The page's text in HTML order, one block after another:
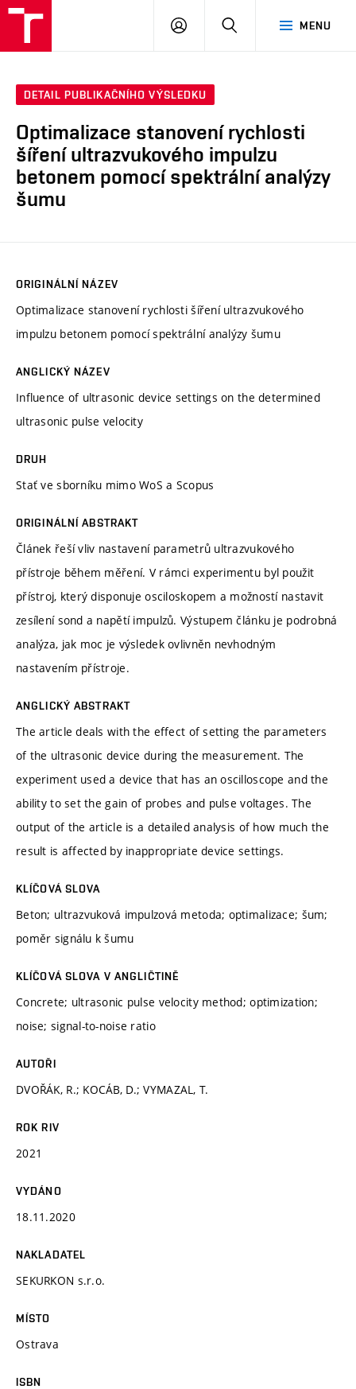
MENU
PŘIHLÁSIT
DETAIL PUBLIKAČNÍHO VÝSLEDKU
Optimalizace stanovení rychlosti
šíření ultrazvukového impulzu
betonem pomocí spektrální analýzy
šumu
ORIGINÁLNÍ NÁZEV
Optimalizace stanovení rychlosti šíření ultrazvukového
impulzu betonem pomocí spektrální analýzy šumu
ANGLICKÝ NÁZEV
Influence of ultrasonic device settings on the determined
ultrasonic pulse velocity
DRUH
Stať ve sborníku mimo WoS a Scopus
ORIGINÁLNÍ ABSTRAKT
Článek řeší vliv nastavení parametrů ultrazvukového
přístroje během měření. V rámci experimentu byl použit
přístroj, který disponuje osciloskopem a možností nastavit
zesílení sond a napětí impulzů. Výstupem článku je podrobná
analýza, jak moc je výsledek ovlivněn nevhodným
nastavením přístroje.
ANGLICKÝ ABSTRAKT
The article deals with the effect of setting the parameters
of the ultrasonic device during the measurement. The
experiment used a device that has an oscilloscope and the
ability to set the gain of probes and pulse voltages. The
output of the article is a detailed analysis of how much the
result is affected by inappropriate device settings.
KLÍČOVÁ SLOVA
Beton; ultrazvuková impulzová metoda; optimalizace; šum;
poměr signálu k šumu
KLÍČOVÁ SLOVA V ANGLIČTINĚ
Concrete; ultrasonic pulse velocity method; optimization;
noise; signal-to-noise ratio
AUTOŘI
DVOŘÁK, R.; KOCÁB, D.; VYMAZAL, T.
ROK RIV
2021
VYDÁNO
18.11.2020
NAKLADATEL
SEKURKON s.r.o.
MÍSTO
Ostrava
ISBN